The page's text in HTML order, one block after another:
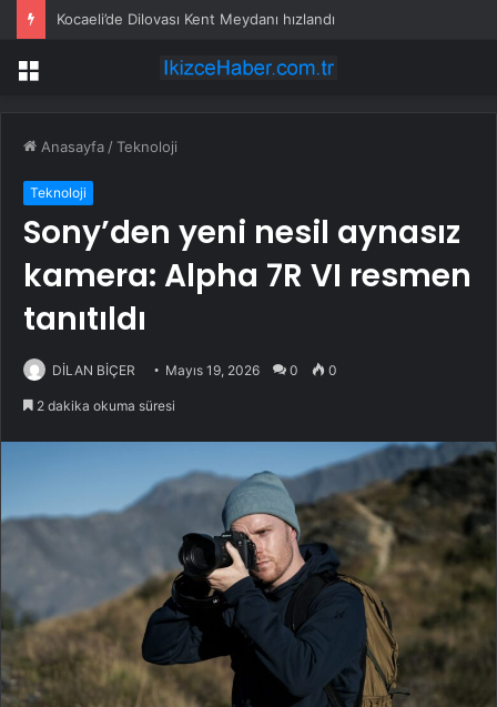
Kocaeli’de Dilovası Kent Meydanı hızlandı
Menü
Anasayfa /Teknoloji
Teknoloji
Sony’den yeni nesil aynasız
kamera: Alpha 7R VI resmen
tanıtıldı
DİLAN BİÇER Mayıs 19, 2026 0 0
2 dakika okuma süresi